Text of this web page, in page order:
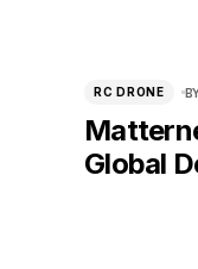
RC DRONE
Global